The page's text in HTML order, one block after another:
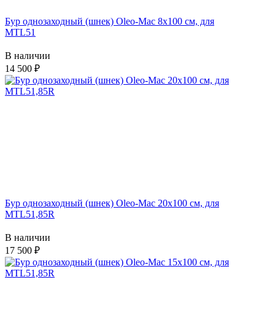
Бур однозаходный (шнек) Oleo-Mac 8х100 см, для
MTL51
В наличии
14 500
Бур однозаходный (шнек) Oleo-Mac 20х100 см, для
MTL51,85R
В наличии
17 500